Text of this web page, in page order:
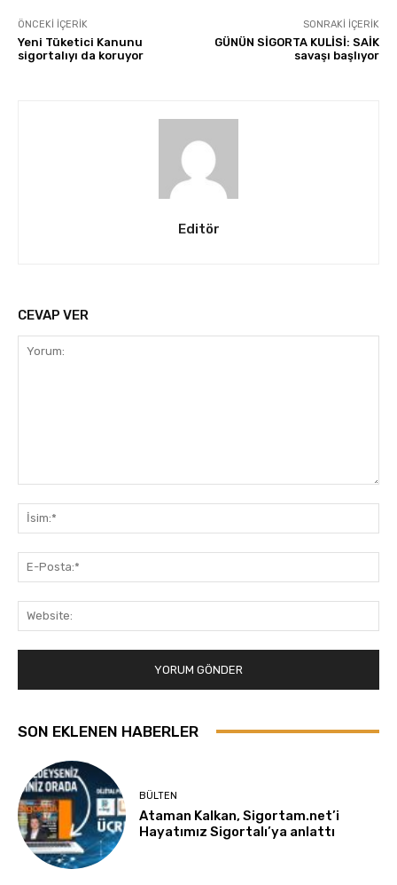
ÖNCEKI İÇERIK
Yeni Tüketici Kanunu
sigortalıyı da koruyor
SONRAKI İÇERIK
GÜNÜN SİGORTA KULİSİ: SAİK
savaşı başlıyor
Editör
CEVAP VER
SON EKLENEN HABERLER
BÜLTEN
Ataman Kalkan, Sigortam.net’i
Hayatımız Sigortalı’ya anlattı